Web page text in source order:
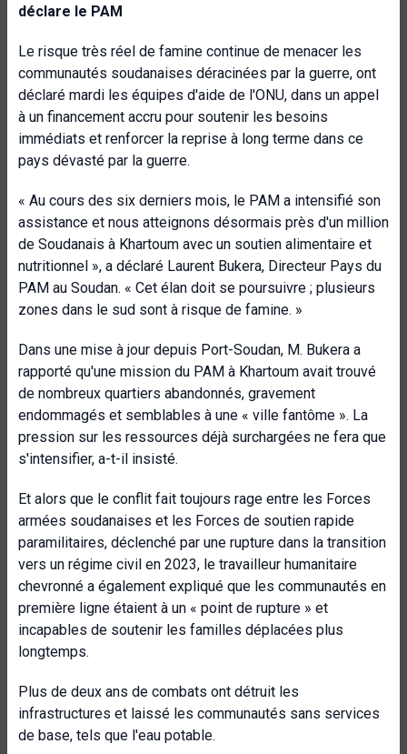
déclare le PAM
Le risque très réel de famine continue de menacer les
communautés soudanaises déracinées par la guerre, ont
déclaré mardi les équipes d'aide de l'ONU, dans un appel
à un financement accru pour soutenir les besoins
immédiats et renforcer la reprise à long terme dans ce
pays dévasté par la guerre.
« Au cours des six derniers mois, le PAM a intensifié son
assistance et nous atteignons désormais près d'un million
de Soudanais à Khartoum avec un soutien alimentaire et
nutritionnel », a déclaré Laurent Bukera, Directeur Pays du
PAM au Soudan. « Cet élan doit se poursuivre ; plusieurs
zones dans le sud sont à risque de famine. »
Dans une mise à jour depuis Port-Soudan, M. Bukera a
rapporté qu'une mission du PAM à Khartoum avait trouvé
de nombreux quartiers abandonnés, gravement
endommagés et semblables à une « ville fantôme ». La
pression sur les ressources déjà surchargées ne fera que
s'intensifier, a-t-il insisté.
Et alors que le conflit fait toujours rage entre les Forces
armées soudanaises et les Forces de soutien rapide
paramilitaires, déclenché par une rupture dans la transition
vers un régime civil en 2023, le travailleur humanitaire
chevronné a également expliqué que les communautés en
première ligne étaient à un « point de rupture » et
incapables de soutenir les familles déplacées plus
longtemps.
Plus de deux ans de combats ont détruit les
infrastructures et laissé les communautés sans services
de base, tels que l'eau potable.